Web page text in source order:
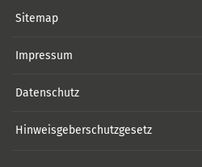
Sitemap
Impressum
Datenschutz
Hinweisgeberschutzgesetz